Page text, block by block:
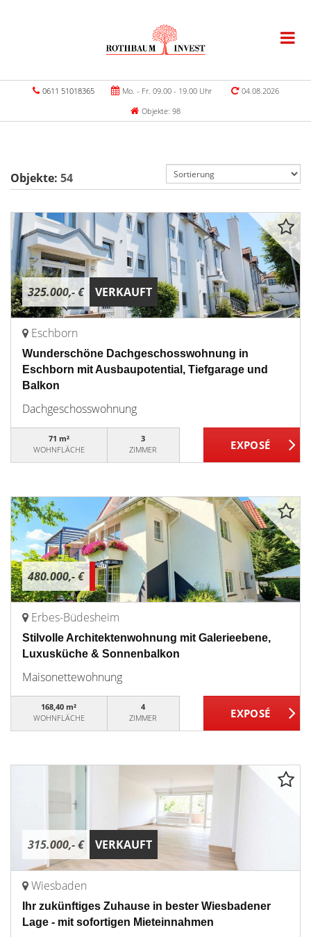
0611 51018365 Mo. - Fr. 09.00 - 19.00 Uhr
04.08.2026
Objekte: 98
Objekte: 54
325.000,- € VERKAUFT
Eschborn
Wunderschöne Dachgeschosswohnung in
Eschborn mit Ausbaupotential, Tiefgarage und
Balkon
Dachgeschosswohnung
71 m²
WOHNFLÄCHE
3
ZIMMER
480.000,- €
Erbes-Büdesheim
Stilvolle Architektenwohnung mit Galerieebene,
Luxusküche & Sonnenbalkon
Maisonettewohnung
168,40 m²
WOHNFLÄCHE
4
ZIMMER
315.000,- € VERKAUFT
Wiesbaden
Ihr zukünftiges Zuhause in bester Wiesbadener
Lage - mit sofortigen Mieteinnahmen